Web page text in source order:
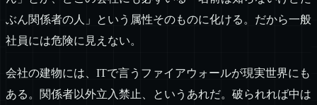
ぶん関係者の人」という属性そのものに化ける。だから一般
社員には危険に見えない。
会社の建物には、ITで言うファイアウォールが現実世界にも
ある。関係者以外立入禁止、というあれだ。破られれば中は